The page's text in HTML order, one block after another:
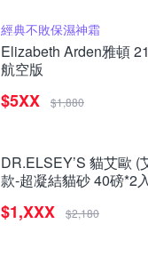
經典不敗保濕神霜
Elizabeth Arden雅頓
航空版
$5XX $1,880
DR.ELSEY’S 貓艾歐 (
款-超凝結貓砂 40磅*2
砂
$1,XXX $2,180